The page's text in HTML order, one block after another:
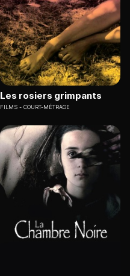
Les rosiers grimpants
FILMS COURT-MÉTRAGE